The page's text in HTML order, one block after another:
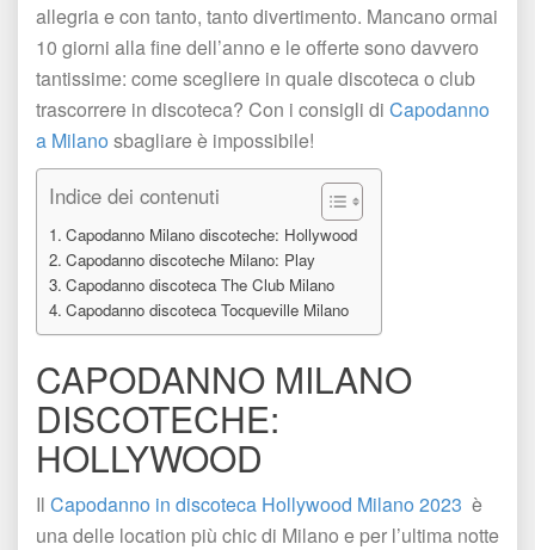
allegria e con tanto, tanto divertimento. Mancano ormai
10 giorni alla fine dell’anno e le offerte sono davvero
tantissime: come scegliere in quale discoteca o club
trascorrere in discoteca? Con i consigli di Capodanno
a Milano sbagliare è impossibile!
Indice dei contenuti
Capodanno Milano discoteche: Hollywood
Capodanno discoteche Milano: Play
Capodanno discoteca The Club Milano
Capodanno discoteca Tocqueville Milano
CAPODANNO MILANO
DISCOTECHE:
HOLLYWOOD
Il Capodanno in discoteca Hollywood Milano 2023 è
una delle location più chic di Milano e per l’ultima notte